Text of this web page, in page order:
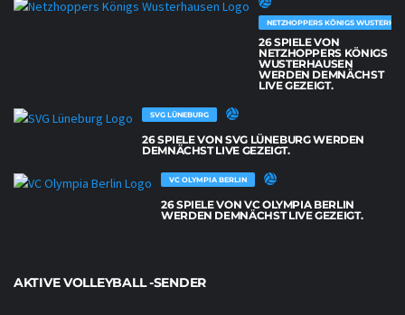
NETZHOPPERS KÖNIGS
26 SPIELE VON
NETZHOPPERS KÖNIGS
WUSTERHAUSEN
WERDEN DEMNÄCHST
LIVE GEZEIGT.
SVG LÜNEBURG
26 SPIELE VON SVG LÜNEBURG WERDEN
DEMNÄCHST LIVE GEZEIGT.
VC OLYMPIA BERLIN
26 SPIELE VON VC OLYMPIA BERLIN
WERDEN DEMNÄCHST LIVE GEZEIGT.
AKTIVE VOLLEYBALL -SENDER